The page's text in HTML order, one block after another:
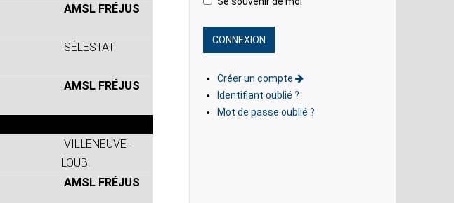
AMSL FRÉJUS
SÉLESTAT
AMSL FRÉJUS
VILLENEUVE-
LOUB.
AMSL FRÉJUS
Créer un compte
Identifiant oublié ?
Mot de passe oublié ?